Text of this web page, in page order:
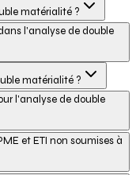
matérialité ?
l'analyse de double
matérialité ?
l'analyse de double
et ETI non soumises à